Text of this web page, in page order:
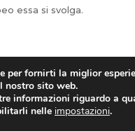
essa si svolga.
2026 Studio
per fornirti la miglior
nostro sito web.
informazioni riguardo a
nelle impostazioni.